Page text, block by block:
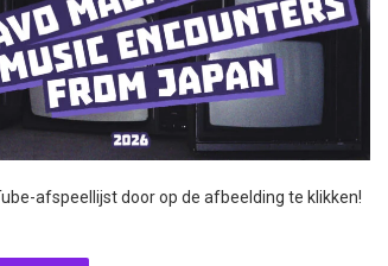
afspeellijst door op de afbeelding te klikken!